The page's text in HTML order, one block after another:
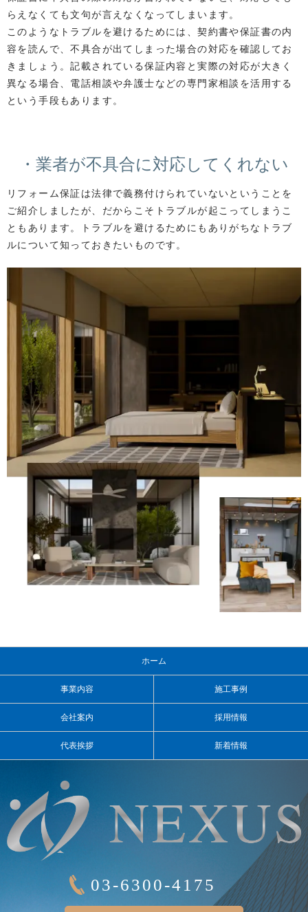
リフォーム保証は法律で義務付けられていないということを
ご紹介しましたが、だからこそトラブルが起こってしまうこ
ともあります。トラブルを避けるためにもありがちなトラブ
ルについて知っておきたいものです。
・業者が不具合に対応してくれない
らえなくても文句が言えなくなってしまいます。
このようなトラブルを避けるためには、契約書や保証書の内
容を読んで、不具合が出てしまった場合の対応を確認してお
きましょう。記載されている保証内容と実際の対応が大きく
異なる場合、電話相談や弁護士などの専門家相談を活用する
という手段もあります。
ホーム
事業内容 施工事例
会社案内 採用情報
代表挨拶 新着情報
03-6300-4175